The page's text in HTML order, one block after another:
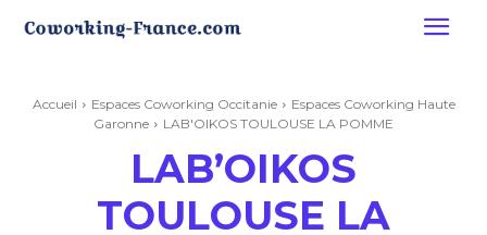
Accueil Espaces Coworking Occitanie
Espaces Coworking Haute
Garonne
LAB'OIKOS TOULOUSE LA POMME
LAB’OIKOS
TOULOUSE LA